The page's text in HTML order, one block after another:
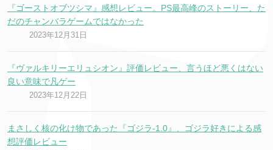
『ゴーストオブツシマ』感想レビュー。PS最高峰のストーリー、た
だのチャンバラゲームではなかった
2023年12月31日
『ヴァルキリーエリュシオン』評価レビュー、言うほど悪くはない
良い意味で凡ゲー
2023年12月22日
まさしく核の化け物であった『ゴジラ-1.0』、ゴジラ好きによる感
想評価レビュー